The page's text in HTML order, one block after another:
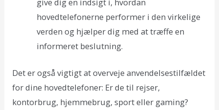
give dig en indsigt i, hvordan
hovedtelefonerne performer i den virkelige
verden og hjælper dig med at træffe en
informeret beslutning.
Det er også vigtigt at overveje anvendelsestilfældet
for dine hovedtelefoner: Er de til rejser,
kontorbrug, hjemmebrug, sport eller gaming?